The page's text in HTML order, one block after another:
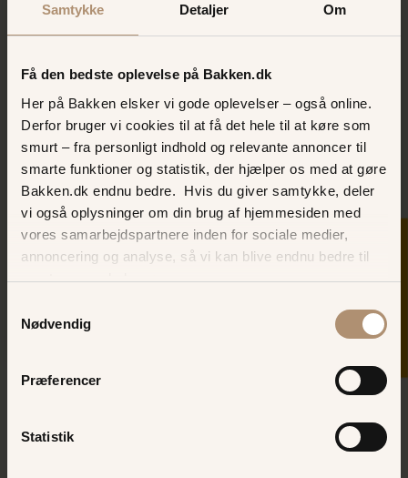
Samtykke Detaljer Om
Få den bedste oplevelse på Bakken.dk
Her på Bakken elsker vi gode oplevelser – også online.
Derfor bruger vi cookies til at få det hele til at køre som
smurt – fra personligt indhold og relevante annoncer til
smarte funktioner og statistik, der hjælper os med at gøre
Bakken.dk endnu bedre. Hvis du giver samtykke, deler
vi også oplysninger om din brug af hjemmesiden med
vores samarbejdspartnere inden for sociale medier,
annoncering og analyse, så vi kan blive endnu bedre til
næste gang, du besøger os.
Nødvendig
Præferencer
Statistik
SKER I DAG
Vanessa Dahl
3963 9190
E-MAIL
Tosostre@dahl-dk.com
HJEMMESIDE
www.tosostre.dk
ÅBNINGSTIDER
To Søstre følger Bakkens åbningstider